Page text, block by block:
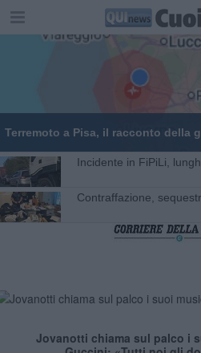
Terremoto a Pisa, il racconto della
Incidente in FiPiLi,
Contraffazione,
Jovanotti chiama sul palco i